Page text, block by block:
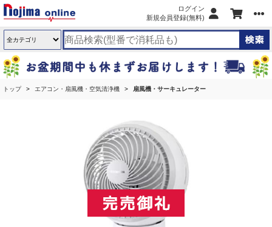
ログイン
新規会員登録(無料)
トップ エアコン・扇風機・空気清浄機 扇風機・サーキュレーター